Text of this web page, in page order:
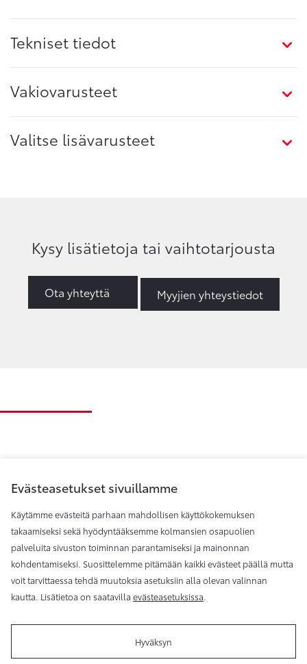
Tekniset tiedot
Vakiovarusteet
Valitse lisävarusteet
Kysy lisätietoja tai vaihtotarjousta
Ota yhteyttä Myyjien yhteystiedot
Toyota Helsinki
Evästeasetukset sivuillamme
Käytämme evästeitä parhaan mahdollisen käyttökokemuksen
takaamiseksi sekä hyödyntääksemme kolmansien osapuolien
palveluita sivuston toiminnan parantamiseksi ja mainonnan
kohdentamiseksi. Suosittelemme pitämään kaikki evästeet päällä mutta
voit tarvittaessa tehdä muutoksia asetuksiin alla olevan valinnan
kautta. Lisätietoa on saatavilla evästeasetuksissa.
Hyväksyn